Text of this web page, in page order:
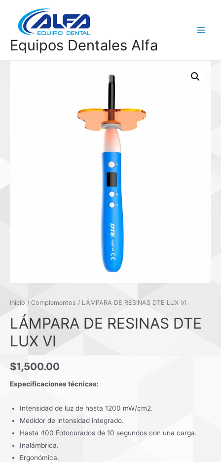
contenido
Equipos Dentales Alfa
Inicio / Complementos / LÁMPARA DE RESINAS DTE LUX VI
LÁMPARA DE RESINAS DTE
LUX VI
$1,500.00
Especificaciones técnicas:
Intensidad de luz de hasta 1200 mW/cm2.
Medidor de intensidad integrado.
Hasta 400 Fotocurados de 10 segundos con una carga.
Inalámbrica.
Ergonómica.